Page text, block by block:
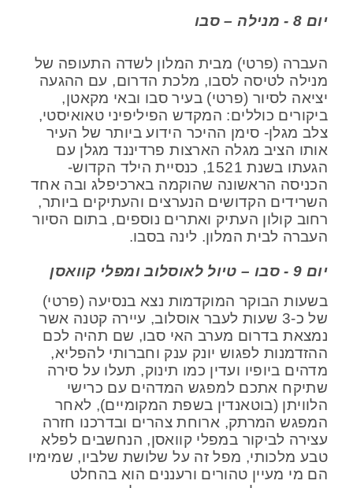
יום 8 - מנילה – סבו
העברה (פרטי) מבית המלון לשדה התעופה של
מנילה לטיסה לסבו, מלכת הדרום, עם ההגעה
יציאה לסיור (פרטי) בעיר סבו ובאי מקאטן,
ביקורים כוללים: המקדש הפיליפיני טאואיסטי,
צלב מגלן- סימן ההיכר הידוע ביותר של העיר
אותו הציב מגלה הארצות פרדיננד מגלן עם
הגעתו בשנת 1521, כנסיית הילד הקדוש-
הכניסה הראשונה שהוקמה בארכיפלג ובה אחד
השרידים הקדושים הנערצים והעתיקים ביותר,
רחוב קולון העתיק ואתרים נוספים, בתום הסיור
העברה לבית המלון. לינה בסבו.
יום 9 - סבו – טיול לאוסלוב ומפלי קוואסן
בשעות הבוקר המוקדמות נצא בנסיעה (פרטי)
של כ-3 שעות לעבר אוסלוב, עיירה קטנה אשר
נמצאת בדרום מערב האי סבו, שם תהיה לכם
ההזדמנות לפגוש יונק ענק וחברותי להפליא,
מדהים ביופיו ועדין כמו תינוק, תעלו על סירה
שתיקח אתכם למפגש המדהים עם כרישי
הלוויתן (בוטאנדין בשפת המקומיים), לאחר
המפגש המרתק, ארוחת צהרים ובדרכנו חזרה
עצירה לביקור במפלי קוואסן, הנחשבים לפלא
טבע מלכותי, מפל זה על שלושת שלביו, שמימיו
הם מי מעיין טהורים ורעננים הוא בהחלט